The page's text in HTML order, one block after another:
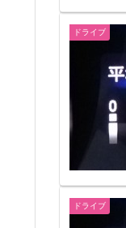
ドライブ
ドライブ